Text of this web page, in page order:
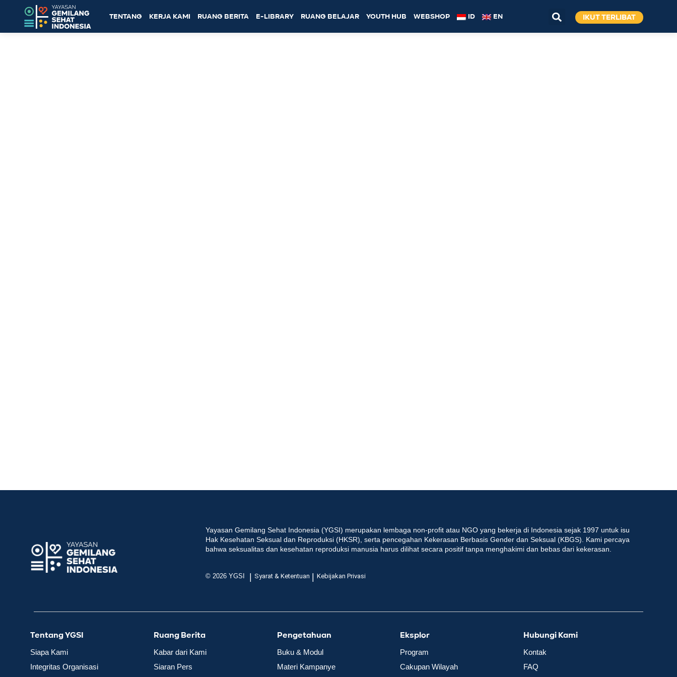
TENTANG KERJA KAMI RUANG BERITA E-LIBRARY RUANG BELAJAR YOUTH HUB WEBSHOP ID EN IKUT TERLIBAT
Yayasan Gemilang Sehat Indonesia (YGSI) merupakan lembaga non-profit atau NGO yang bekerja di Indonesia sejak 1997 untuk isu
Hak Kesehatan Seksual dan Reproduksi (HKSR), serta pencegahan Kekerasan Berbasis Gender dan Seksual (KBGS). Kami percaya
bahwa seksualitas dan kesehatan reproduksi manusia harus dilihat secara positif tanpa menghakimi dan bebas dari kekerasan.
© 2026 YGSI |Syarat & Ketentuan |Kebijakan Privasi
Tentang YGSI
Siapa Kami
Integritas Organisasi
Ruang Berita
Kabar dari Kami
Siaran Pers
Pengetahuan
Buku & Modul
Materi Kampanye
Eksplor
Program
Cakupan Wilayah
Hubungi Kami
Kontak
FAQ